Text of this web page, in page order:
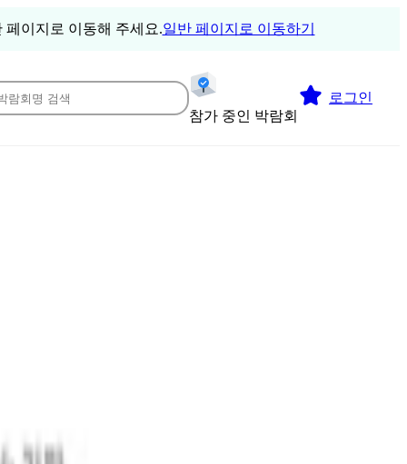
이지로 이동해 주세요.일반 페이지로 이동하기
참가 중인 박람회
로그인